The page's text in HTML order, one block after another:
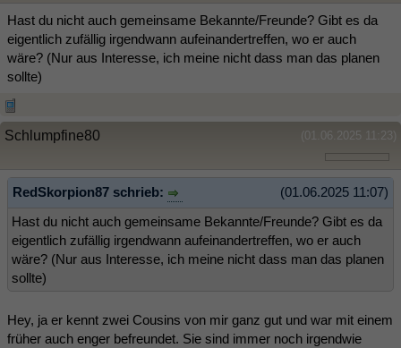
Hast du nicht auch gemeinsame Bekannte/Freunde? Gibt es da
eigentlich zufällig irgendwann aufeinandertreffen, wo er auch
wäre? (Nur aus Interesse, ich meine nicht dass man das planen
sollte)
(01.06.2025 11:23)
Schlumpfine80
(01.06.2025 11:07)
RedSkorpion87 schrieb:
Hast du nicht auch gemeinsame Bekannte/Freunde? Gibt es da
eigentlich zufällig irgendwann aufeinandertreffen, wo er auch
wäre? (Nur aus Interesse, ich meine nicht dass man das planen
sollte)
Hey, ja er kennt zwei Cousins von mir ganz gut und war mit einem
früher auch enger befreundet. Sie sind immer noch irgendwie